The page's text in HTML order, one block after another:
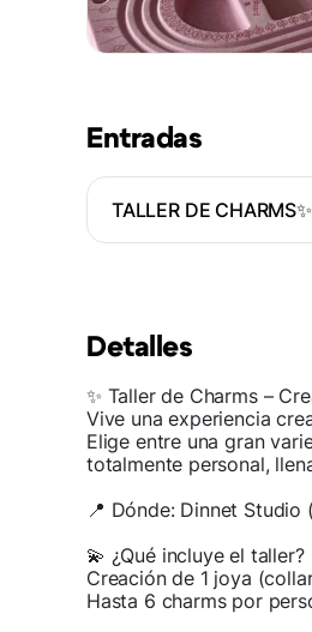
Entradas
TALLER DE CHARMS✨
Detalles
✨ Taller de Charms –
Vive una experiencia
Elige entre una gran
totalmente personal,
📍 Dónde: Dinnet Studio
💫 ¿Qué incluye el taller?
Creación de 1 joya
Hasta 6 charms por